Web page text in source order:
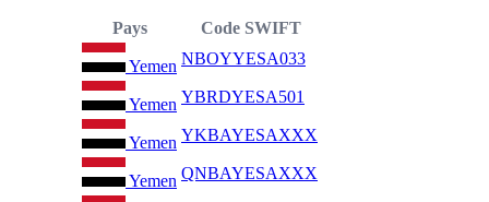
Pays Code SWIFT
Yemen NBOYYESA033
Yemen YBRDYESA501
Yemen YKBAYESAXXX
Yemen QNBAYESAXXX